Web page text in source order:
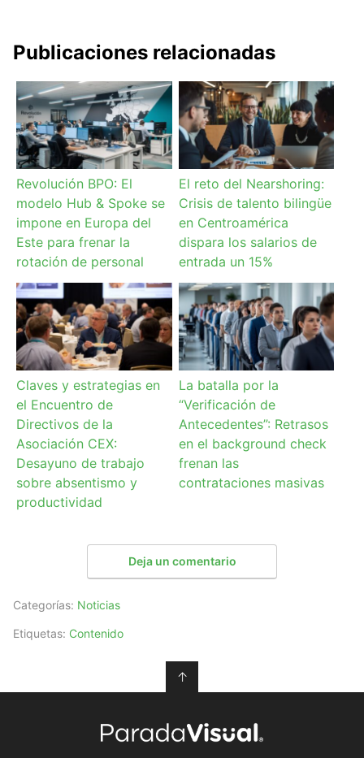
Publicaciones relacionadas
Revolución BPO: El
modelo Hub & Spoke se
impone en Europa del
Este para frenar la
rotación de personal
El reto del Nearshoring:
Crisis de talento bilingüe
en Centroamérica
dispara los salarios de
entrada un 15%
Claves y estrategias en
el Encuentro de
Directivos de la
Asociación CEX:
Desayuno de trabajo
sobre absentismo y
productividad
La batalla por la
“Verificación de
Antecedentes”: Retrasos
en el background check
frenan las
contrataciones masivas
Deja un comentario
Categorías: Noticias
Etiquetas: Contenido
↑